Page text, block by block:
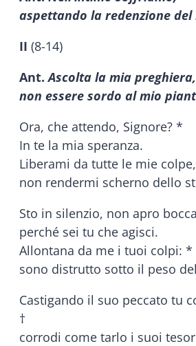
aspettando la redenzione
II (8-14)
Ant.Ascolta la mia
non essere sordo al mio
Ora, che attendo, Signore? *
In te la mia speranza.
Liberami da tutte le mie
non rendermi scherno dello
Sto in silenzio, non apro
perché sei tu che agisci.
Allontana da me i tuoi colpi: *
sono distrutto sotto il peso
Castigando il suo peccato tu
†
corrodi come tarlo i suoi